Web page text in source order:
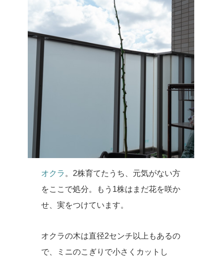
オクラ 。2株育てたうち、元気がない方
をここで処分。もう1株はまだ花を咲か
せ、実をつけています。
オクラの木は直径2センチ以上もあるの
で、ミニのこぎりで小さくカットし